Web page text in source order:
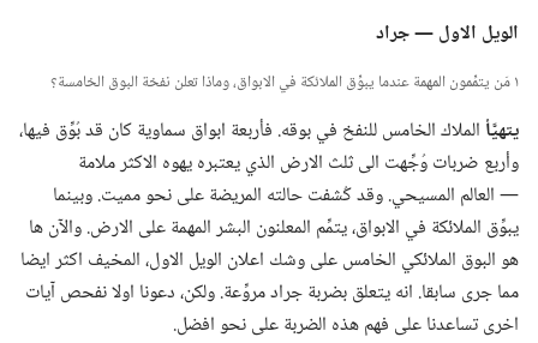
الويل الاول —‏ جراد
١ مَن يتمِّمون المهمة عندما يبوِّق الملائكة في الابواق،‏ وماذا تعلن نفخة البوق الخامسة؟‏
يتهيَّأ الملاك الخامس للنفخ في بوقه.‏ فأربعة ابواق سماوية كان قد بُوِّق فيها،‏
وأربع ضربات وُجِّهت الى ثلث الارض الذي يعتبره يهوه الاكثر ملامة
—‏ العالم المسيحي.‏ وقد كُشفت حالته المريضة على نحو مميت.‏ وبينما
يبوِّق الملائكة في الابواق،‏ يتمِّم المعلنون البشر المهمة على الارض.‏ والآن ها
هو البوق الملائكي الخامس على وشك اعلان الويل الاول،‏ المخيف اكثر ايضا
مما جرى سابقا.‏ انه يتعلق بضربة جراد مروِّعة.‏ ولكن،‏ دعونا اولا نفحص آيات
اخرى تساعدنا على فهم هذه الضربة على نحو افضل.‏